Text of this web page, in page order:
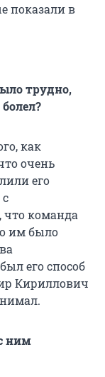
показали в
трудно,
как
очень
его
что команда
им было
его способ
Кириллович
ним